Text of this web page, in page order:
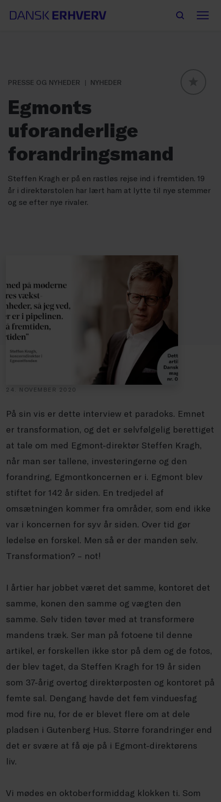
PRESSE OG NYHEDER
NYHEDER
Egmonts
uforanderlige
forandringsmand
Steffen Kragh er på en rastløs rejse ind i fremtiden. 19
år i direktørstolen har lært ham at lytte til nye stemmer
og se efter nye rivaler.
24. NOVEMBER 2020
På sin vis er dette interview et paradoks. Emnet
er transformation, og det er selvfølgelig berettiget
at tale om med Egmont-direktør Steffen Kragh,
når man ser tallene, investeringerne og den
forandring, Egmontkoncernen er i. Egmont blev
stiftet for 142 år siden. En tredjedel af
omsætningen kommer fra områder, som end ikke
var i koncernen for syv år siden. Over tid gør
ledelse en forskel. Men så er der manden selv.
Transformation? – not!
I årtier har jobbet været det samme, kontoret det
samme, konen den samme og vægten den
samme. Selv tiden tøver med at transformere
mandens træk. Ser man på fotoene til denne
artikel, er forskellen ikke stor på dem og de fotos,
der blev taget, da Steffen Kragh for 19 år siden
som 37-årig overtog direktørposten og kontoret på
femte sal. Dengang havde det fem vinduesfag
mod fire nu, for de er blevet flere om at dele
pladsen i Gutenberg Hus. Større forandringer end
det er svære at få øje på i Egmont-direktørens
liv.
Vi mødes en oktoberformiddag klokken ti. Som